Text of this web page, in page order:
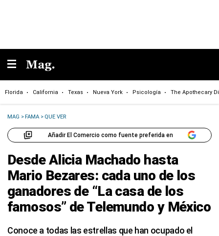
Florida California Texas Nueva York Psicología The Apothecary
MAG >FAMA > QUE VER
Añadir El Comercio como fuente preferida en
Desde Alicia Machado hasta
Mario Bezares: cada uno de los
ganadores de “La casa de los
famosos” de Telemundo y México
Conoce a todas las estrellas que han ocupado el